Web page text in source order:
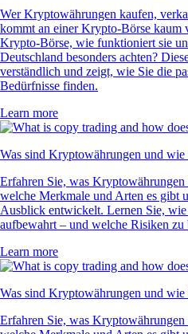
Wer Kryptowährungen kaufen,
kommt an einer Krypto-Börse kaum
Krypto-Börse, wie funktioniert sie
Deutschland besonders achten?
verständlich und zeigt, wie Sie die
Bedürfnisse finden.
Learn more
Was sind Kryptowährungen und wie
Erfahren Sie, was
welche Merkmale und Arten es gibt
Ausblick entwickelt. Lernen Sie,
aufbewahrt – und welche Risiken zu
Learn more
Was sind Kryptowährungen und wie
Erfahren Sie, was